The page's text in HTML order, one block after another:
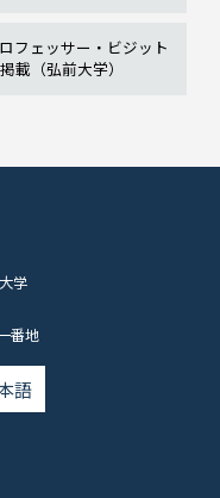
フェッサー・ビジット
載（弘前大学）
学
番地
語